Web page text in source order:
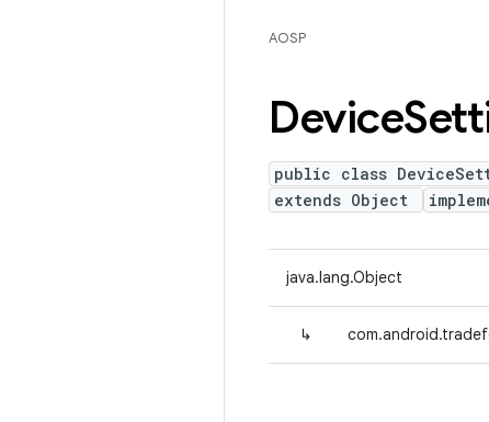
AOSP
Device
public class
extends Object
java.lang.Object
↳